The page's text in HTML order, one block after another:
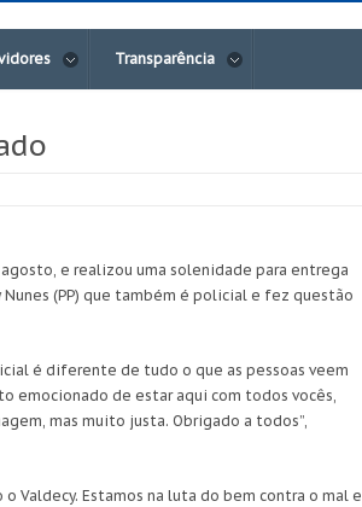
Transparência
e realizou uma solenidade para entrega
(PP) que também é policial e fez questão
é diferente de tudo o que as pessoas veem
emocionado de estar aqui com todos vocês,
mas muito justa. Obrigado a todos”,
Valdecy. Estamos na luta do bem contra o mal e